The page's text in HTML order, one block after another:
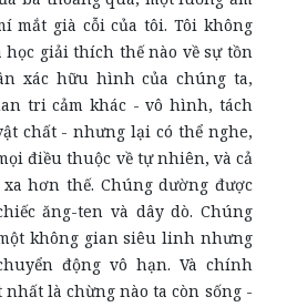
mắt già cỗi của tôi. Tôi không
học giải thích thế nào về sự tồn
xác hữu hình của chúng ta,
tri cảm khác - vô hình, tách
chất - nhưng lại có thể nghe,
điều thuộc về tự nhiên, và cả
hơn thế. Chúng dường được
ăng-ten và dây dò. Chúng
không gian siêu linh nhưng
động vô hạn. Và chính
là chừng nào ta còn sống -